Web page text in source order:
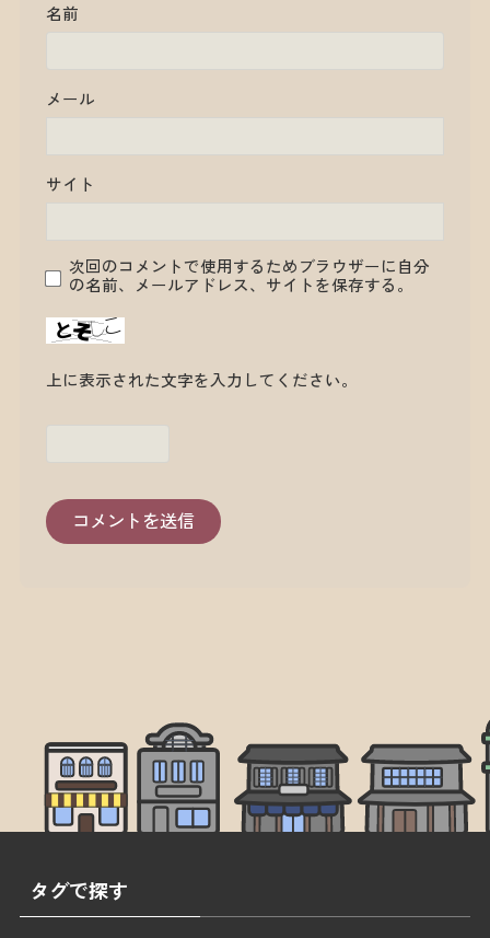
名前
メール
サイト
次回のコメントで使用するためブラウザーに自分
の名前、メールアドレス、サイトを保存する。
上に表示された文字を入力してください。
タグで探す